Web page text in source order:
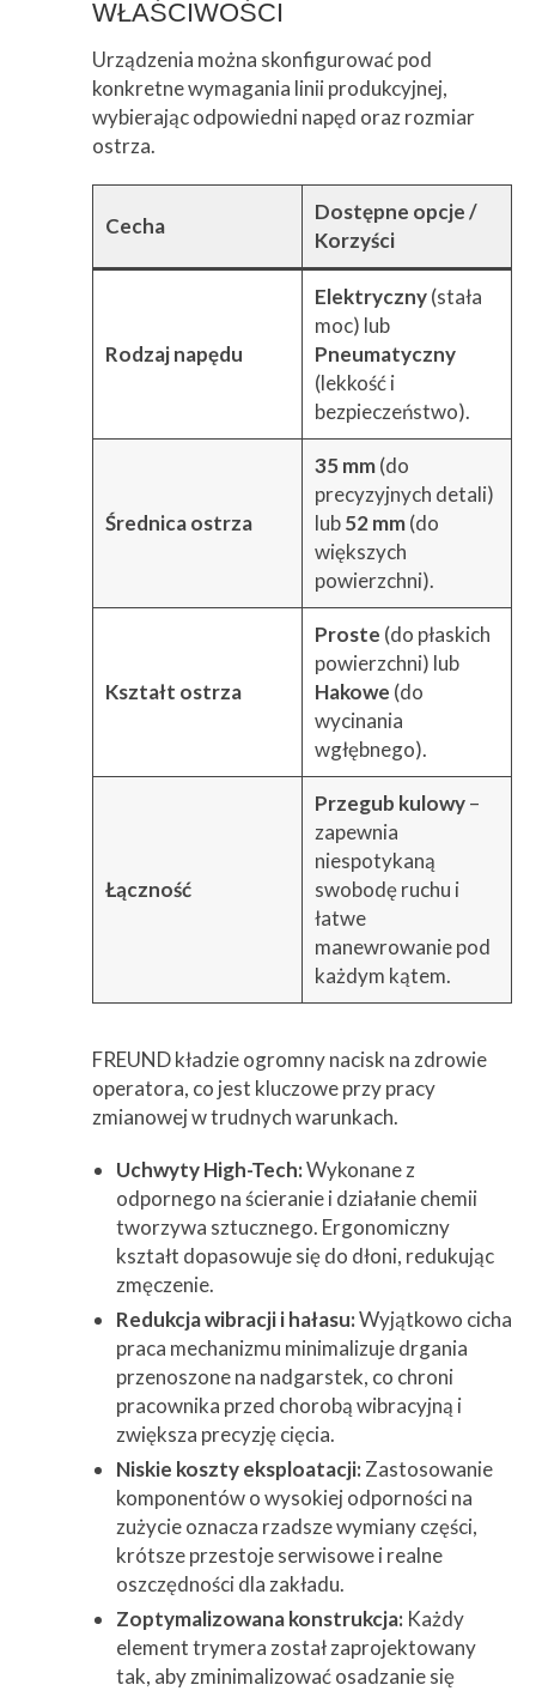
WŁAŚCIWOŚCI
Urządzenia można skonfigurować pod
konkretne wymagania linii produkcyjnej,
wybierając odpowiedni napęd oraz rozmiar
ostrza.
Cecha
Dostępne opcje /
Korzyści
Rodzaj napędu
Elektryczny(stała
moc) lub
Pneumatyczny
(lekkość i
bezpieczeństwo).
Średnica ostrza
35 mm(do
precyzyjnych detali)
lub52 mm(do
większych
powierzchni).
Kształt ostrza
Proste (do płaskich
powierzchni) lub
Hakowe (do
wycinania
wgłębnego).
Łączność
Przegub kulowy–
zapewnia
niespotykaną
swobodę ruchu i
łatwe
manewrowanie pod
każdym kątem.
FREUND kładzie ogromny nacisk na zdrowie
operatora, co jest kluczowe przy pracy
zmianowej w trudnych warunkach.
Uchwyty High-Tech:Wykonane z
odpornego na ścieranie i działanie chemii
tworzywa sztucznego. Ergonomiczny
kształt dopasowuje się do dłoni, redukując
zmęczenie.
Redukcja wibracji i hałasu:Wyjątkowo cicha
praca mechanizmu minimalizuje drgania
przenoszone na nadgarstek, co chroni
pracownika przed chorobą wibracyjną i
zwiększa precyzję cięcia.
Niskie koszty eksploatacji:Zastosowanie
komponentów o wysokiej odporności na
zużycie oznacza rzadsze wymiany części,
krótsze przestoje serwisowe i realne
oszczędności dla zakładu.
Zoptymalizowana konstrukcja:Każdy
element trymera został zaprojektowany
tak, aby zminimalizować osadzanie się